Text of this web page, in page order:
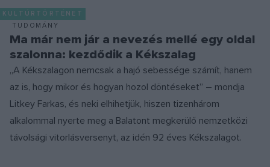
KULTÚRTÖRTÉNET
TUDOMÁNY
Ma már nem jár a nevezés mellé egy oldal
szalonna: kezdődik a Kékszalag
„A Kékszalagon nemcsak a hajó sebessége számít, hanem
az is, hogy mikor és hogyan hozol döntéseket” – mondja
Litkey Farkas, és neki elhihetjük, hiszen tizenhárom
alkalommal nyerte meg a Balatont megkerülő nemzetközi
távolsági vitorlásversenyt, az idén 92 éves Kékszalagot.